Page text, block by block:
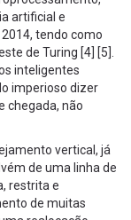
artificial e
tendo como
de Turing [4] [5].
inteligentes
imperioso dizer
chegada, não
vertical, já
de uma linha de
restrita e
de muitas